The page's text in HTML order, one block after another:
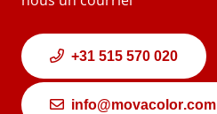
+31 515 570 020
info@movacolor.com